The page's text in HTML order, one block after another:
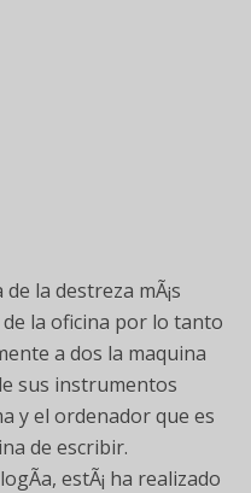
la destreza mÃ¡s
la oficina por lo tanto
a dos la maquina
sus instrumentos
y el ordenador que es
de escribir.
estÃ¡ ha realizado